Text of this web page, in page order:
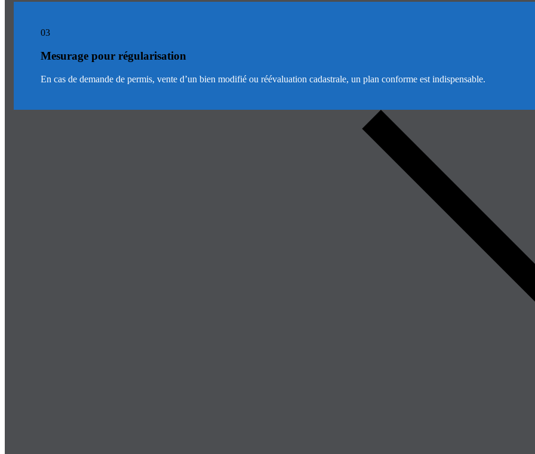
03
Mesurage pour régularisation
En cas de demande de permis, vente d’un bien modifié ou réévaluation cadastrale, un plan conforme est indispensable.